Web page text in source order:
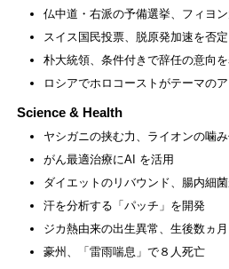
仏中道・右派の予備選挙、フィヨ
スイス国民投票、脱原発加速を否定
朴大統領、条件付きで辞任の意向を
ロシアでホロコーストがテーマの
Science & Health
ヤシガニの挟む力、ライオンの噛
がん最適治療にAI を活用
ダイエットのリバウンド、腸内細
汗を分析する「パッチ」を開発
ジカ熱由来の出生異常、生後数ヵ
豪州、「雷雨喘息」で８人死亡